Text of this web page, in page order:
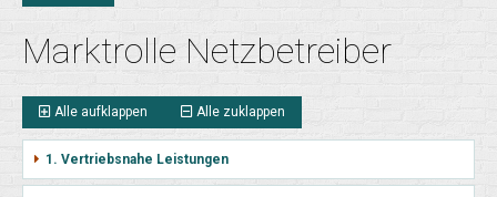
Marktrolle Netzbetreiber
Alle aufklappen Alle zuklappen
1. Vertriebsnahe Leistungen